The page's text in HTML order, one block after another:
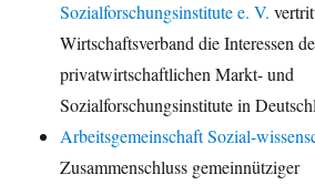
Sozialforschungsinstitute e. V.
Wirtschaftsverband die Interessen
privatwirtschaftlichen Markt- und
Sozialforschungsinstitute in
Arbeitsgemeinschaft Sozial-
Zusammenschluss gemeinnütziger